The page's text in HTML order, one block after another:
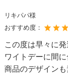
リキパパ様
おすすめ度：
この度は早々に
ワイトデーに間
商品のデザイン